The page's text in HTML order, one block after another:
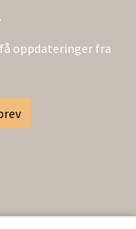
oppdateringer fra